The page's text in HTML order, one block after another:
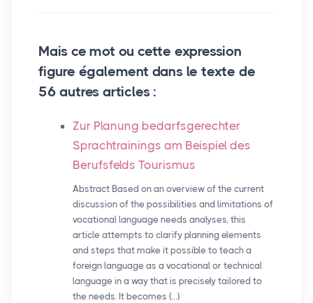
Mais ce mot ou cette expression
figure également dans le texte de
56 autres articles :
Zur Planung bedarfsgerechter
Sprachtrainings am Beispiel des
Berufsfelds Tourismus
Abstract Based on an overview of the current
discussion of the possibilities and limitations of
vocational language needs analyses, this
article attempts to clarify planning elements
and steps that make it possible to teach a
foreign language as a vocational or technical
language in a way that is precisely tailored to
the needs. It becomes (…)